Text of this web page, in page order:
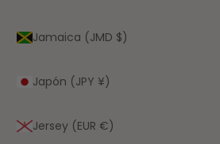
Jamaica (JMD $)
Japón (JPY ¥)
Jersey (EUR €)